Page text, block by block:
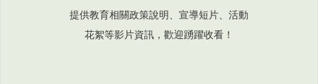
提供教育相關政策說明、宣導短片、活動
花絮等影片資訊，歡迎踴躍收看！